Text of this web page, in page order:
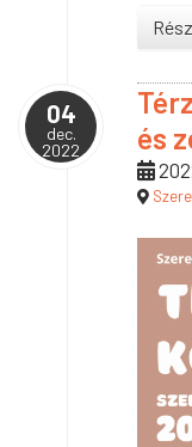
04
dec.
2022
és